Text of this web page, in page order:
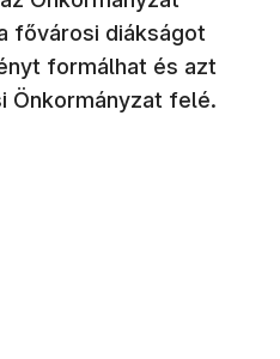
fővárosi diákságot
formálhat és azt
Önkormányzat felé.